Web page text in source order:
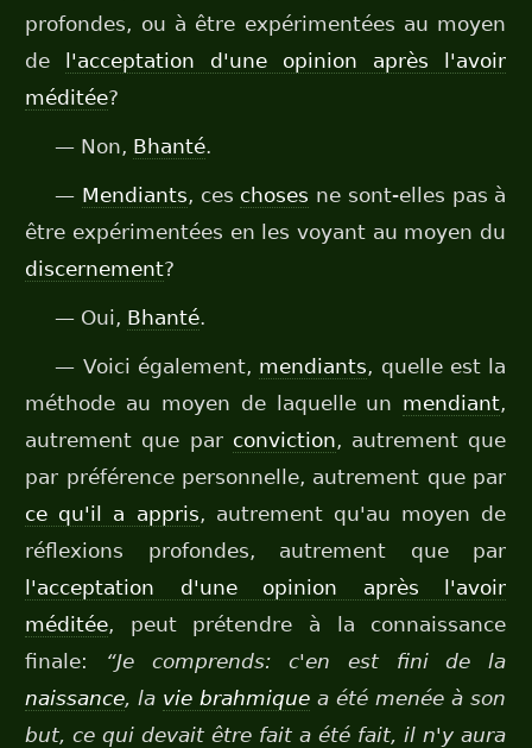
profondes, ou à être expérimentées au moyen
de
l'acceptation d'une opinion après l'avoir
méditée?
— Non, Bhanté.
— Mendiants, ces choses ne sont-elles pas à
être expérimentées en les voyant au moyen du
discernement?
— Oui, Bhanté.
— Voici également, mendiants, quelle est la
méthode au moyen de laquelle un mendiant,
autrement que par conviction, autrement que
par préférence personnelle, autrement que par
ce qu'il a appris, autrement qu'au moyen de
réflexions profondes, autrement que par
l'acceptation d'une opinion après l'avoir
méditée, peut prétendre à la connaissance
finale:
“Je comprends: c'en est fini de la
naissance, la vie brahmique a été menée à son
but, ce qui devait être fait a été fait, il n'y aura